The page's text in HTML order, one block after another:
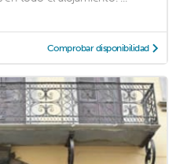
Comprobar disponibilidad